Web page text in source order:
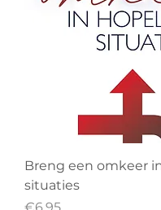
Breng een omkeer
situaties
Price